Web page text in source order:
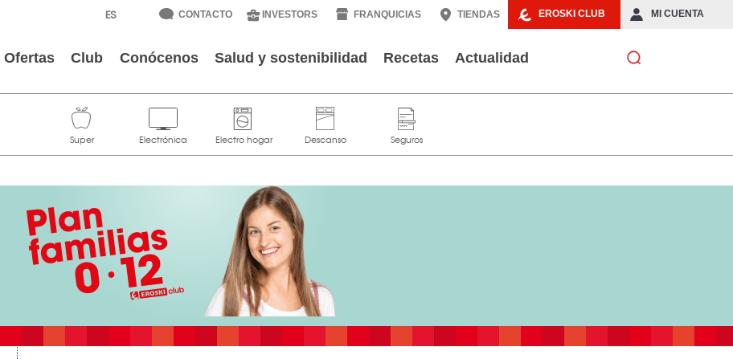
EROSKI CLUB MI CUENTA
CONTACTO INVESTORS FRANQUICIAS TIENDAS
Ofertas Club Conócenos Salud y sostenibilidad Recetas Actualidad